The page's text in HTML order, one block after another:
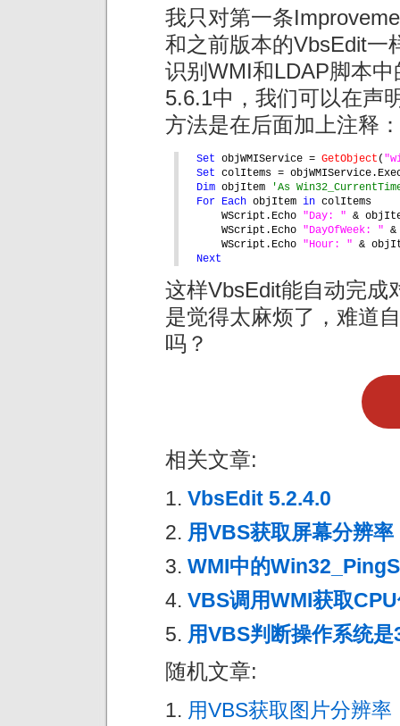
我只对第一条
和之前版本的VbsEdit一
识别WMI和LDAP脚本
5.6.1中，我们可以在声
方法是在后面加上注释：
Set objWMIService = GetObject (
Set colItems =
Dim objItem
'As
For Each objItem in colItems
WScript.Echo "Day: " &
WScript.Echo "DayOfWeek: " &
WScript.Echo "Hour: " &
Next
这样VbsEdit能自动完成
是觉得太麻烦了，难道
吗？
相关文章:
VbsEdit 5.2.4.0
用VBS获取屏幕分辨率
WMI中的
VBS调用WMI获取
用VBS判断操作系统
随机文章:
用VBS获取图片分辨率